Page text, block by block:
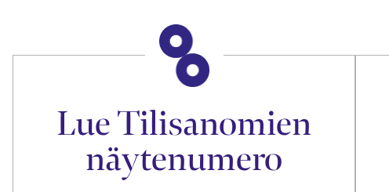
Lue Tilisanomien
näytenumero